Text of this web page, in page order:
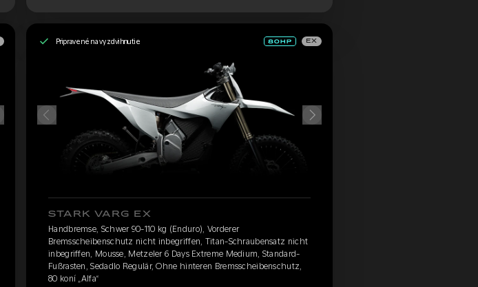
Pripravené na vyzdvihnutie EX
STARK VARG EX
Handbremse, Schwer 90-110 kg (Enduro), Vorderer
Bremsscheibenschutz nicht inbegriffen, Titan-Schraubensatz nicht
inbegriffen, Mousse, Metzeler 6 Days Extreme Medium, Standard-
Fußrasten, Sedadlo Regulär, Ohne hinteren Bremsscheibenschutz,
80 koní „Alfa“